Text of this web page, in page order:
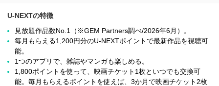
U-NEXTの特徴
見放題作品数No.1（※GEM Partners調べ/2026年6⽉）。
毎月もらえる1,200円分のU-NEXTポイントで最新作品を視聴可
能。
1つのアプリで、雑誌やマンガも楽しめる。
1,800ポイントを使って、映画チケット1枚といつでも交換可
能。毎月もらえるポイントを使えば、3か月で映画チケット2枚